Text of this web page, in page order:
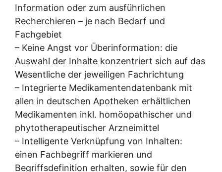
Information oder zum ausführlichen
Recherchieren – je nach Bedarf und
Fachgebiet
– Keine Angst vor Überinformation: die
Auswahl der Inhalte konzentriert sich auf das
Wesentliche der jeweiligen Fachrichtung
– Integrierte Medikamentendatenbank mit
allen in deutschen Apotheken erhältlichen
Medikamenten inkl. homöopathischer und
phytotherapeutischer Arzneimittel
– Intelligente Verknüpfung von Inhalten:
einen Fachbegriff markieren und
Begriffsdefinition erhalten, sowie für den